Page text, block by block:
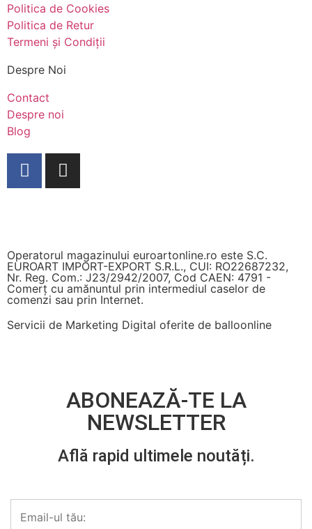
Politica de Cookies
Politica de Retur
Termeni și Condiții
Despre Noi
Contact
Despre noi
Blog
Operatorul magazinului euroartonline.ro este S.C.
EUROART IMPORT-EXPORT S.R.L., CUI: RO22687232,
Nr. Reg. Com.: J23/2942/2007, Cod CAEN: 4791 -
Comerț cu amănuntul prin intermediul caselor de
comenzi sau prin Internet.
Servicii de Marketing Digital oferite de balloonline
ABONEAZĂ-TE LA
NEWSLETTER
Află rapid ultimele noutăți.